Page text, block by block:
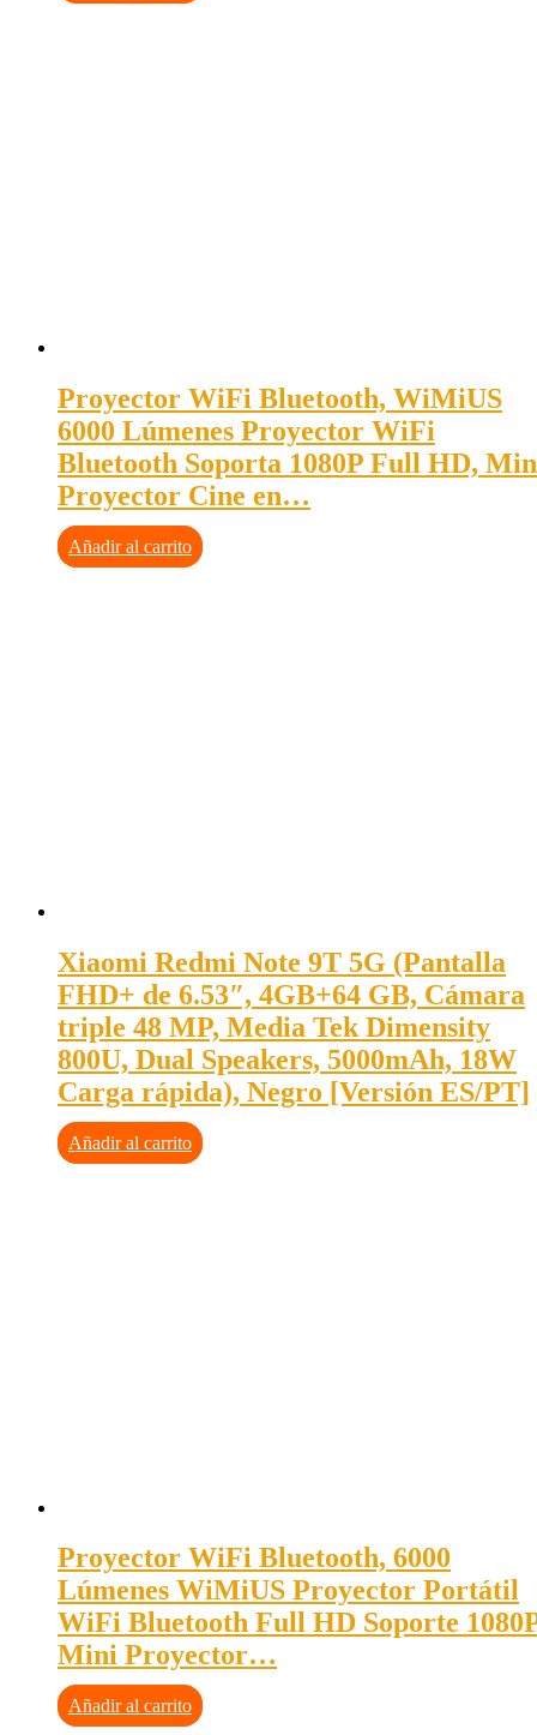
Proyector WiFi Bluetooth, WiMiUS
6000 Lúmenes Proyector WiFi
Bluetooth Soporta 1080P Full HD,
Proyector Cine en…
Añadir al carrito
Xiaomi Redmi Note 9T 5G (Pantalla
FHD+ de 6.53″, 4GB+64 GB, Cámara
triple 48 MP, Media Tek Dimensity
800U, Dual Speakers, 5000mAh, 18W
Carga rápida), Negro [Versión ES/PT]
Añadir al carrito
Proyector WiFi Bluetooth, 6000
Lúmenes WiMiUS Proyector Portátil
WiFi Bluetooth Full HD Soporte
Mini Proyector…
Añadir al carrito